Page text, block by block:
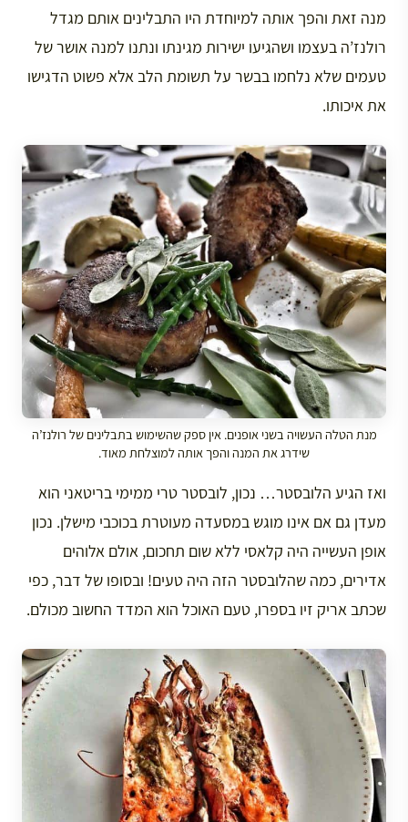
מנה זאת והפך אותה למיוחדת היו התבלינים אותם מגדל
רולנז’ה בעצמו ושהגיעו ישירות מגינתו ונתנו למנה אושר של
טעמים שלא נלחמו בבשר על תשומת הלב אלא פשוט הדגישו
את איכותו.
מנת הטלה העשויה בשני אופנים. אין ספק שהשימוש בתבלינים של רולנז’ה
שידרג את המנה והפך אותה למוצלחת מאוד.
ואז הגיע הלובסטר… נכון, לובסטר טרי ממימי בריטאני הוא
מעדן גם אם אינו מוגש במסעדה מעוטרת בכוכבי מישלן. נכון
אופן העשייה היה קלאסי ללא שום תחכום, אולם אלוהים
אדירים, כמה שהלובסטר הזה היה טעים! ובסופו של דבר, כפי
שכתב אריק זיו בספרו, טעם האוכל הוא המדד החשוב מכולם.